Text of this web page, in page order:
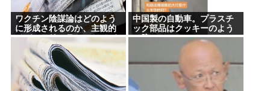
元朝日新聞記者さん 新聞の軽減税率の闇に触れて
しまう「自分たちだけが特別扱いされる理由を社説
で論じてほしい」
【悲報】面識ないJCに不同意性交したバイト男
（56）が怖すぎる 千葉県（※画像あり）
ワクチン陰謀論はどのよう
に形成されるのか、主観的
メディアリテラシーとメデ
ィア不信「ワクチンにマイ
クロチップが埋め込まれて
いる」
中国製の自動車。プラスチ
ック部品はクッキーのよう
に脆い